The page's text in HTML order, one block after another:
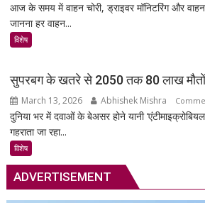
आज के समय में वाहन चोरी, ड्राइवर मॉनिटरिंग और
जानना हर वाहन...
विशेष
सुपरबग के खतरे से 2050 तक 80 लाख
March 13, 2026 Abhishek Mishra
दुनिया भर में दवाओं के बेअसर होने यानी
गहराता जा रहा...
विशेष
ADVERTISEMENT